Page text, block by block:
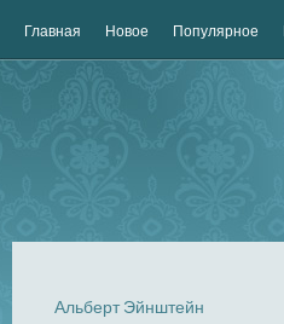
Главная Новое Популярное
Альберт Эйнштейн